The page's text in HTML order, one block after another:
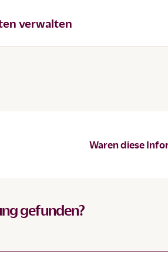
verwalten
Waren diese
gefunden?